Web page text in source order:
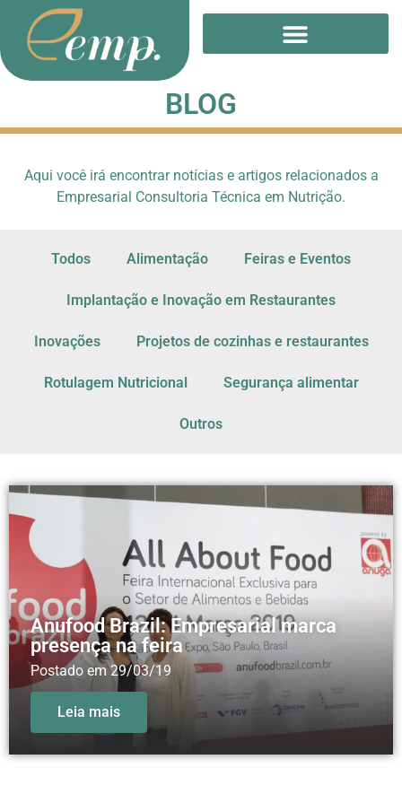
BLOG
Aqui você irá encontrar notícias e artigos relacionados a
Empresarial Consultoria Técnica em Nutrição.
Todos Alimentação Feiras e Eventos
Implantação e Inovação em Restaurantes
Inovações Projetos de cozinhas e restaurantes
Rotulagem Nutricional Segurança alimentar
Outros
Anufood Brazil: Empresarial marca
presença na feira
Postado em 29/03/19
Leia mais